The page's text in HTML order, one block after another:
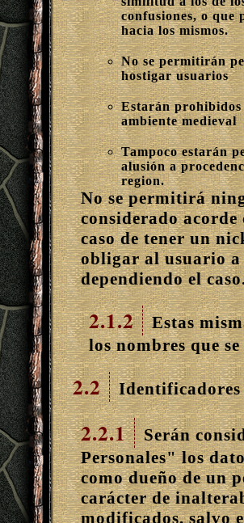
confusiones, o que
hacia los mismos.
No se permitirán
hostigar usuarios
Estarán prohibidos
ambiente medieval
Tampoco estarán
alusión a
region.
No se permitirá
considerado
caso de tener un
obligar al usuario
dependiendo el
2.1.2
Estas
los nombres que
2.2 Identificadores
2.2.1
Serán
Personales"los
como dueño de un
carácter de
modificados, salvo